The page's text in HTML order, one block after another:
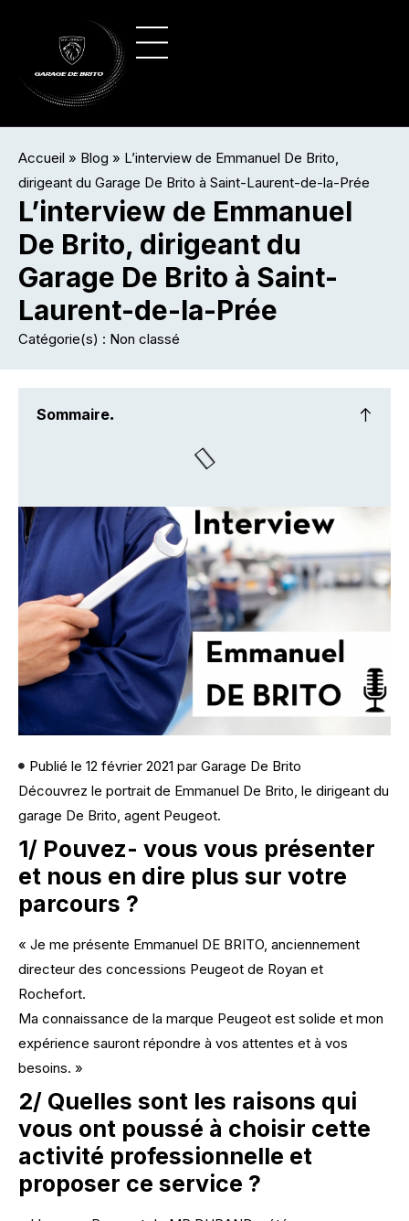
Accueil » Blog » L’interview de Emmanuel De Brito,
dirigeant du Garage De Brito à Saint-Laurent-de-la-Prée
L’interview de Emmanuel
De Brito, dirigeant du
Garage De Brito à Saint-
Laurent-de-la-Prée
Catégorie(s) : Non classé
Publié le 12 février 2021 par Garage De Brito
Découvrez le portrait de Emmanuel De Brito, le dirigeant du
garage De Brito, agent Peugeot.
1/ Pouvez- vous vous présenter
et nous en dire plus sur votre
parcours ?
« Je me présente Emmanuel DE BRITO, anciennement
directeur des concessions Peugeot de Royan et
Rochefort.
Ma connaissance de la marque Peugeot est solide et mon
expérience sauront répondre à vos attentes et à vos
besoins. »
2/ Quelles sont les raisons qui
vous ont poussé à choisir cette
activité professionnelle et
proposer ce service ?
Sommaire.